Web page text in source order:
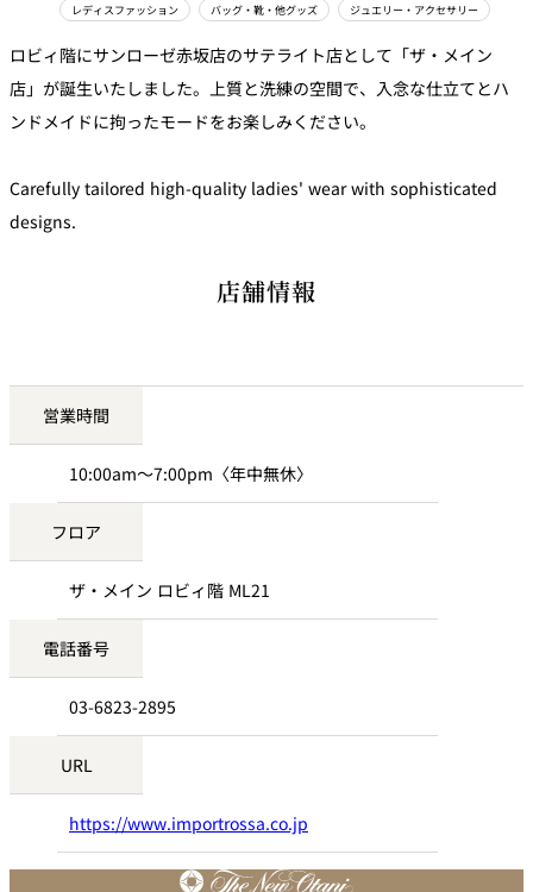
レディスファッション バッグ・靴・他グッズ ジュエリー・アクセサリー
ロビィ階にサンローゼ赤坂店のサテライト店として「ザ・メイン
店」が誕生いたしました。上質と洗練の空間で、入念な仕立てとハ
ンドメイドに拘ったモードをお楽しみください。
Carefully tailored high-quality ladies' wear with sophisticated
designs.
店舗情報
営業時間
10:00am～7:00pm〈年中無休〉
フロア
ザ・メイン ロビィ階 ML21
電話番号
03-6823-2895
URL
https://www.importrossa.co.jp